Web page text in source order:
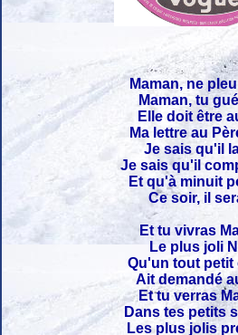
Maman, ne
Maman, tu
Elle doit être
Ma lettre au
Je sais qu'il
Je sais qu'il
Et qu'à minuit
Ce soir, il
Et tu vivras
Le plus joli
Qu'un tout petit
Ait demandé
Et tu verras
Dans tes petits
Les plus jolis